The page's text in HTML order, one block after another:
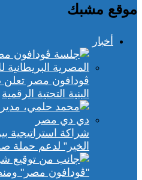
موقع مشبك
أخبار
البنية التحتية الرقمية
شراكة استراتيجية
الخير” لدعم حملة